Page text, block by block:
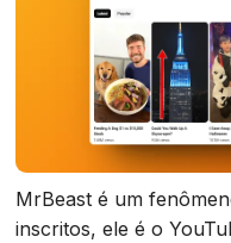
MrBeast é um
inscritos, ele é o